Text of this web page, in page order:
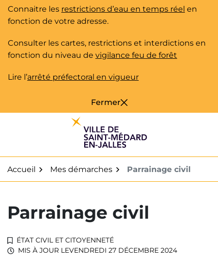
Aller
au
Fermer
Connaitre les restrictions d’eau en temps réel en
fonction de votre adresse.
Consulter les cartes, restrictions et interdictions en
fonction du niveau de vigilance feu de forêt
Lire l’arrêté préfectoral en vigueur
Accueil Mes démarches Parrainage civil
Parrainage civil
ÉTAT CIVIL ET CITOYENNETÉ
MIS À JOUR LEVENDREDI 27 DÉCEMBRE 2024